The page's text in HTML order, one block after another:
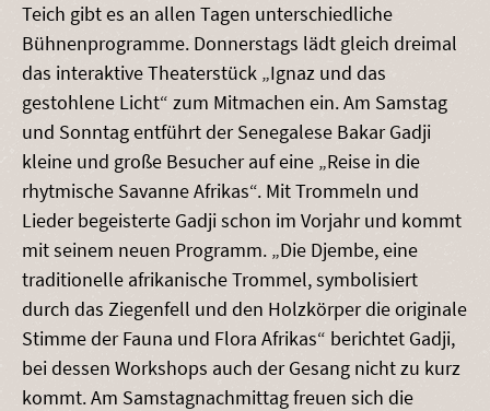
Teich gibt es an allen Tagen unterschiedliche
Bühnenprogramme. Donnerstags lädt gleich dreimal
das interaktive Theaterstück „Ignaz und das
gestohlene Licht“ zum Mitmachen ein. Am Samstag
und Sonntag entführt der Senegalese Bakar Gadji
kleine und große Besucher auf eine „Reise in die
rhytmische Savanne Afrikas“. Mit Trommeln und
Lieder begeisterte Gadji schon im Vorjahr und kommt
mit seinem neuen Programm. „Die Djembe, eine
traditionelle afrikanische Trommel, symbolisiert
durch das Ziegenfell und den Holzkörper die originale
Stimme der Fauna und Flora Afrikas“ berichtet Gadji,
bei dessen Workshops auch der Gesang nicht zu kurz
kommt. Am Samstagnachmittag freuen sich die